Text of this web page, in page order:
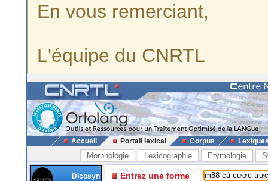
En vous remerciant,
L'équipe du CNRTL
Accueil Portail lexical Corpus
Morphologie Lexicographie Etymologie
Dicosyn
Entrez une forme